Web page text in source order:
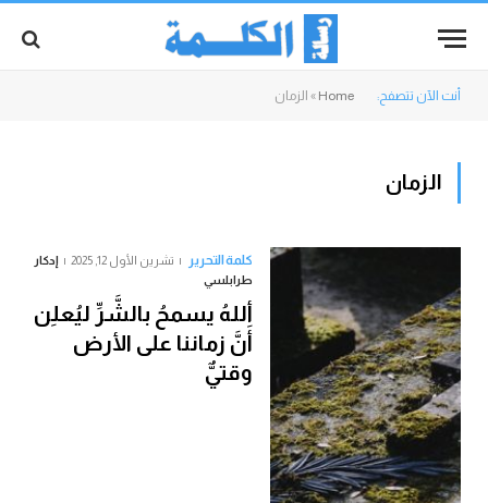
أنت الآن تتصفح: Home
» الزمان
الزمان
كلمة التحرير تشرين الأول 12, 2025
إدكار
طرابلسي
أللهُ يسمحُ بالشَّرِّ ليُعلِن
أَنَّ زماننا على الأرض
وقتيٌّ